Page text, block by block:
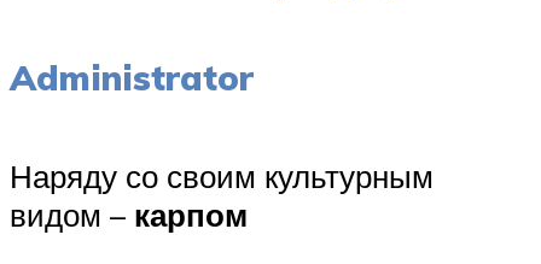
Administrator
Наряду со своим культурным
видом – карпом